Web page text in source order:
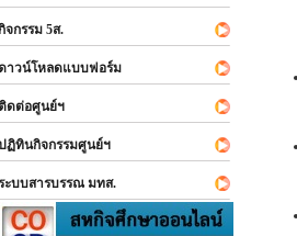
กรรม 5ส.
วน์โหลดแบบฟอร์ม
ต่อศูนย์ฯ
ทินกิจกรรมศูนย์ฯ
บบสารบรรณ มทส.